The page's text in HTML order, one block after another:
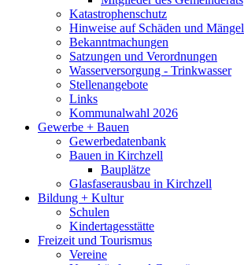
Katastrophenschutz
Hinweise auf Schäden und Mängel
Bekanntmachungen
Satzungen und Verordnungen
Wasserversorgung - Trinkwasser
Stellenangebote
Links
Kommunalwahl 2026
Gewerbe + Bauen
Gewerbedatenbank
Bauen in Kirchzell
Bauplätze
Glasfaserausbau in Kirchzell
Bildung + Kultur
Schulen
Kindertagesstätte
Freizeit und Tourismus
Vereine